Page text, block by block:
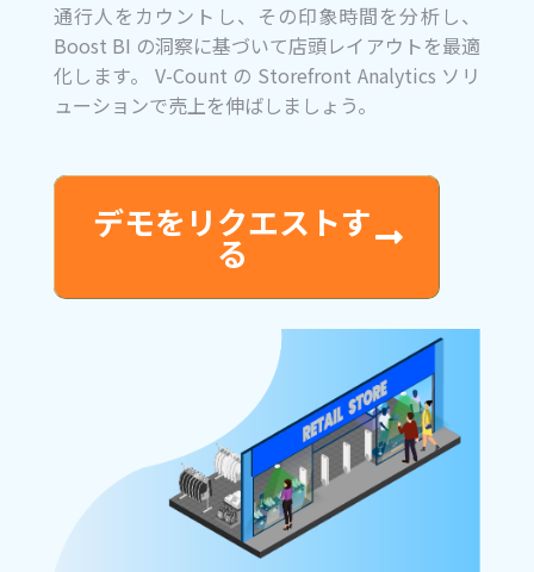
通行人をカウントし、その印象時間を分析し、
Boost BI の洞察に基づいて店頭レイアウトを最適
化します。 V-Count の Storefront Analytics ソリ
ューションで売上を伸ばしましょう。
デモをリクエストす
る